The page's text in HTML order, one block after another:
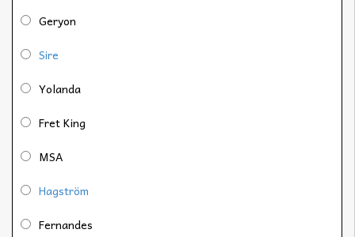
Geryon
Sire
Yolanda
Fret King
MSA
Hagström
Fernandes